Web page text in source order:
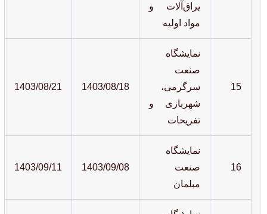
یراق‌آلات و
مواد اولیه
15
نمایشگاه
صنعت
سرگرمی،
شهربازی و
تفریحات
1403/08/18
1403/08/21
16
نمایشگاه
صنعت
مبلمان
1403/09/08
1403/09/11